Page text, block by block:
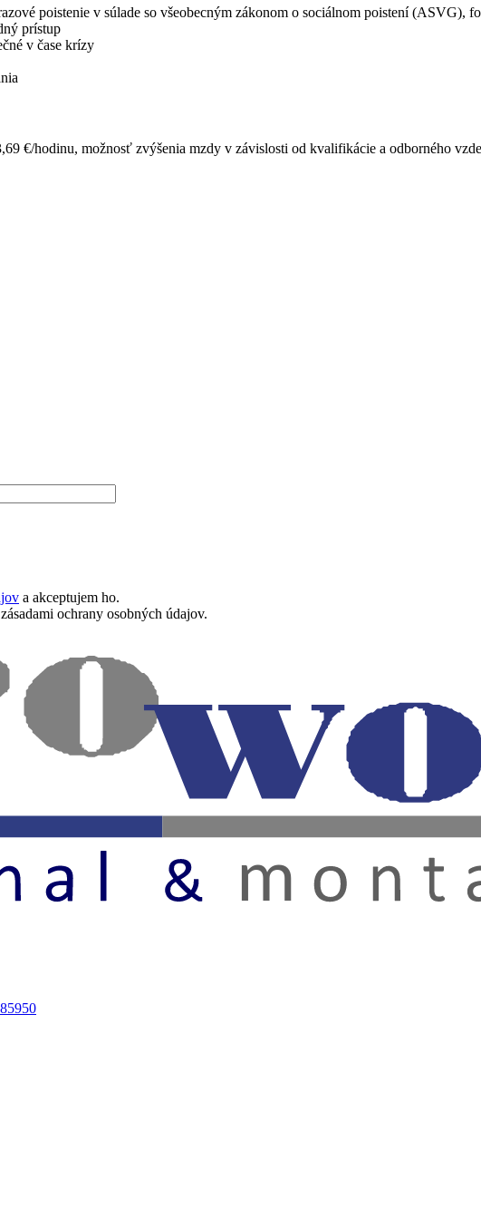
poistenie v súlade so všeobecným zákonom o sociálnom poistení (ASVG),
prístup
v čase krízy
€/hodinu, možnosť zvýšenia mzdy v závislosti od kvalifikácie a odborného
a akceptujem ho.
ochrany osobných údajov.